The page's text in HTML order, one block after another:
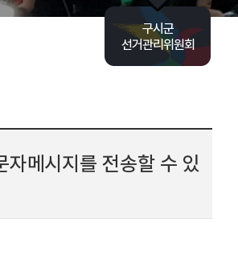
자메시지를 전송할 수 있
구시군
선거관리위원회